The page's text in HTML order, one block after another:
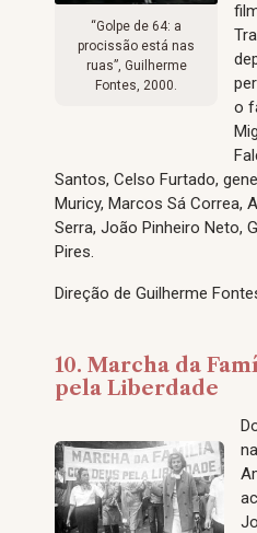
“Golpe de 64: a
procissão está nas
ruas”, Guilherme
Fontes, 2000.
o
Santos, Celso Furtado,
Muricy, Marcos Sá Correa,
Serra, João Pinheiro Neto,
Pires.
Direção de Guilherme
10. Marcha da
pela Liberdade